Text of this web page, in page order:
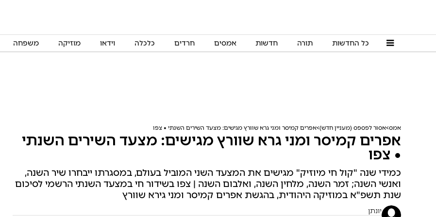
כל החדשות תורה חדשות אמסים חרדים כלכלה וידאו מוזיקה משפחה
אמס אסור לפספס (מעניין חדש) אפרים קמיסר ומני גרא שוורץ מגישים: מצעד השירים השנתי • צפו
אפרים קמיסר ומני גרא שוורץ מגישים: מצעד השירים השנתי
• צפו
כמידי שנה "קול חי מיוזיק" מגישים את המצעד השני המוביל בעולם, במסגרתו ייבחרו שיר השנה,
ואנשי השנה; זמר השנה, מלחין השנה, ואלבום השנה | צפו בשידור חי במצעד השנתי הרשמי לסיכום
שנת תשפ"א במוזיקה היהודית, בהגשת אפרים קמיסר ומני גירא שוורץ
יונתן